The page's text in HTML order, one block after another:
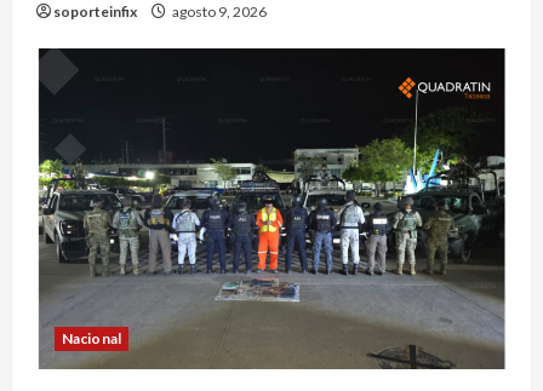
soporteinfix agosto 9, 2026
Nacional